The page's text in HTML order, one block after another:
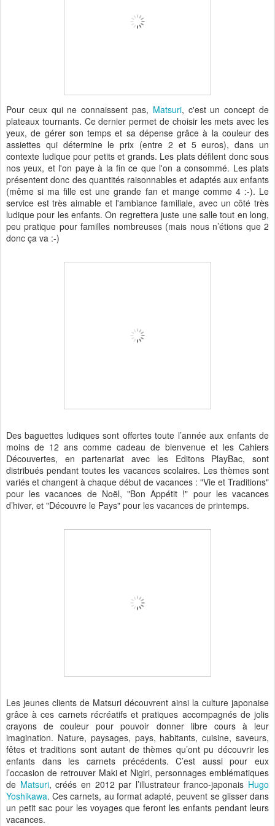
Pour ceux qui ne connaissent pas, Matsuri, c'est un concept de
plateaux tournants. Ce dernier permet de choisir les mets avec les
yeux, de gérer son temps et sa dépense grâce à la couleur des
assiettes qui détermine le prix (entre 2 et 5 euros), dans un
contexte ludique pour petits et grands. Les plats défilent donc sous
nos yeux, et l'on paye à la fin ce que l'on a consommé. Les plats
présentent donc des quantités raisonnables et adaptés aux enfants
(même si ma fille est une grande fan et mange comme 4 :-). Le
service est très aimable et l'ambiance familiale, avec un côté très
ludique pour les enfants. On regrettera juste une salle tout en long,
peu pratique pour familles nombreuses (mais nous n’étions que 2
donc ça va :-)
Des baguettes ludiques sont offertes toute l’année aux enfants de
moins de 12 ans comme cadeau de bienvenue et les Cahiers
Découvertes, en partenariat avec les Editons PlayBac, sont
distribués pendant toutes les vacances scolaires. Les thèmes sont
variés et changent à chaque début de vacances : "Vie et Traditions"
pour les vacances de Noël, "Bon Appétit !" pour les vacances
d’hiver, et "Découvre le Pays" pour les vacances de printemps.
Les jeunes clients de Matsuri découvrent ainsi la culture japonaise
grâce à ces carnets récréatifs et pratiques accompagnés de jolis
crayons de couleur pour pouvoir donner libre cours à leur
imagination. Nature, paysages, pays, habitants, cuisine, saveurs,
fêtes et traditions sont autant de thèmes qu’ont pu découvrir les
enfants dans les carnets précédents. C’est aussi pour eux
l’occasion de retrouver Maki et Nigiri, personnages emblématiques
de Matsuri, créés en 2012 par l’illustrateur franco-japonais Hugo
Yoshikawa. Ces carnets, au format adapté, peuvent se glisser dans
un petit sac pour les voyages que feront les enfants pendant leurs
vacances.